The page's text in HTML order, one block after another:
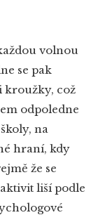
volnou
se pak
kroužky, což
odpoledne
na
hraní, kdy
že se
liší podle